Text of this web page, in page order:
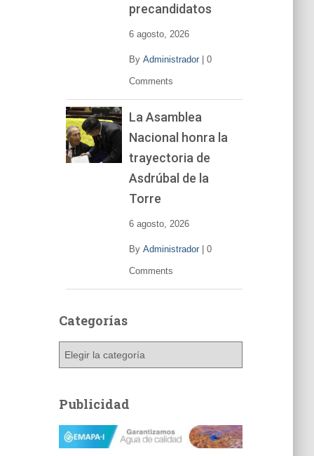
precandidatos
6 agosto, 2026
By Administrador| 0
Comments
La Asamblea
Nacional honra la
trayectoria de
Asdrúbal de la
Torre
6 agosto, 2026
By Administrador| 0
Comments
Categorías
g
o
Publicidad